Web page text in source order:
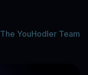
The YouHodler Team